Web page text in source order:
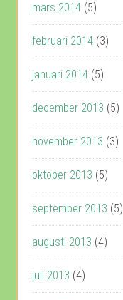
mars 2014 (5)
februari 2014 (3)
januari 2014 (5)
december 2013 (5)
november 2013 (3)
oktober 2013 (5)
september 2013 (5)
augusti 2013 (4)
juli 2013 (4)